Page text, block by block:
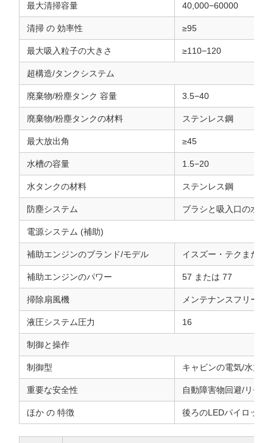
最大清掃容量 40,000−60000
清掃 の 効率性 ≥95
最大吸入粒子の大きさ ≥110−120
超構造/タンクシステム
廃棄物/粉塵タンク 容量 3.5−40
廃棄物/粉塵タンクの材料 ステンレス鋼
最大放出角 ≥45
水槽の容量 1.5−20
水タンクの材料 ステンレス鋼
防塵システム ブラシと吸入口の水噴
電源システム (補助)
補助エンジンのブランド/モデル イスズー・テクまたは
補助エンジンのパワー 57 または 77
掃除扇風機 メンテナンスフリーな
液圧システム圧力 16
制御と操作
制御型 キャビンの電気/水力制
重要な安全性 自動障害物回避/リセ
ほか の 特徴 後ろのLEDパイロット